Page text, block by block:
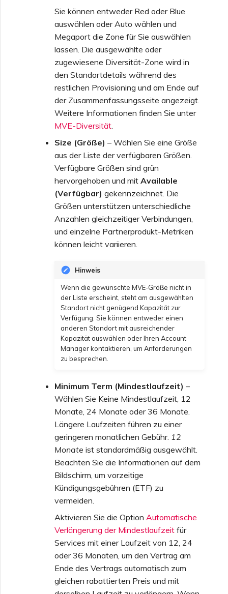
Sie können entweder Red oder Blue
auswählen oder Auto wählen und
Megaport die Zone für Sie auswählen
lassen. Die ausgewählte oder
zugewiesene Diversität-Zone wird in
den Standortdetails während des
restlichen Provisioning und am Ende auf
der Zusammenfassungsseite angezeigt.
Weitere Informationen finden Sie unter
MVE-Diversität
Size (Größe) – Wählen Sie eine Größe
aus der Liste der verfügbaren Größen.
Verfügbare Größen sind grün
hervorgehoben und mit Available
(Verfügbar) gekennzeichnet. Die
Größen unterstützen unterschiedliche
Anzahlen gleichzeitiger Verbindungen,
und einzelne Partnerprodukt-Metriken
können leicht variieren.
Hinweis
Wenn die gewünschte MVE-Größe nicht in
der Liste erscheint, steht am ausgewählten
Standort nicht genügend Kapazität zur
Verfügung. Sie können entweder einen
anderen Standort mit ausreichender
Kapazität auswählen oder Ihren Account
Manager kontaktieren, um Anforderungen
zu besprechen.
Minimum Term (Mindestlaufzeit) –
Wählen Sie Keine Mindestlaufzeit, 12
Monate, 24 Monate oder 36 Monate.
Längere Laufzeiten führen zu einer
geringeren monatlichen Gebühr. 12
Monate ist standardmäßig ausgewählt.
Beachten Sie die Informationen auf dem
Bildschirm, um vorzeitige
Kündigungsgebühren (ETF) zu
vermeiden.
Aktivieren Sie die Option Automatische
Verlängerung der Mindestlaufzeit für
Services mit einer Laufzeit von 12, 24
oder 36 Monaten, um den Vertrag am
Ende des Vertrags automatisch zum
gleichen rabattierten Preis und mit